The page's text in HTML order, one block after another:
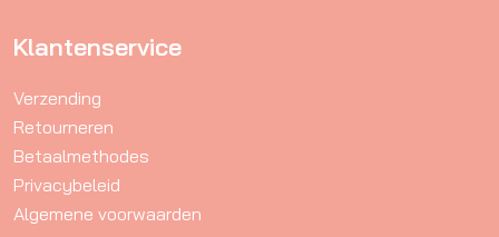
Klantenservice
Verzending
Retourneren
Betaalmethodes
Privacybeleid
Algemene voorwaarden